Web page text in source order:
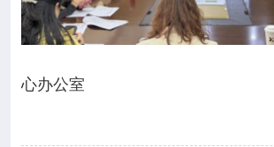
均等化指
心办公室